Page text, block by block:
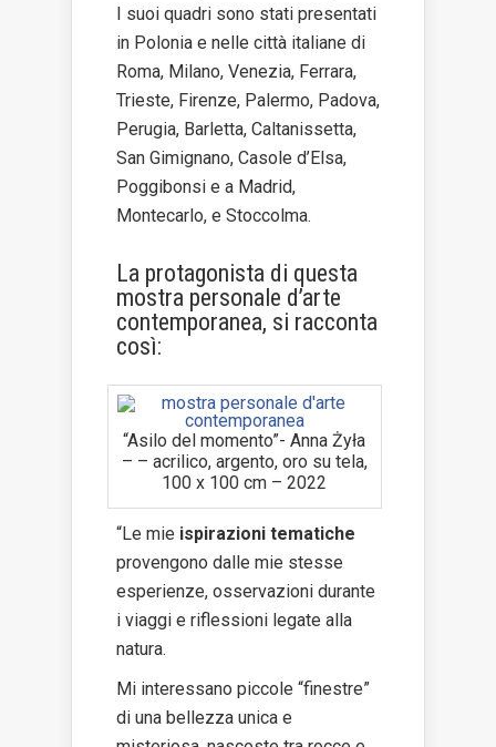
I suoi quadri sono stati presentati
in Polonia e nelle città italiane di
Roma, Milano, Venezia, Ferrara,
Trieste, Firenze, Palermo, Padova,
Perugia, Barletta, Caltanissetta,
San Gimignano, Casole d’Elsa,
Poggibonsi e a Madrid,
Montecarlo, e Stoccolma.
La protagonista di questa
mostra personale d’arte
contemporanea, si racconta
così:
“Asilo del momento”- Anna Żyła
– – acrilico, argento, oro su tela,
100 x 100 cm – 2022
“Le mie ispirazioni tematiche
provengono dalle mie stesse
esperienze, osservazioni durante
i viaggi e riflessioni legate alla
natura.
Mi interessano piccole “finestre”
di una bellezza unica e